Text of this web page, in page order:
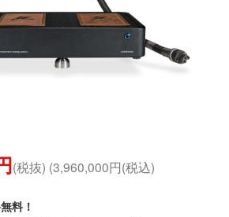
(税抜) (3,960,000円(税込)
料！